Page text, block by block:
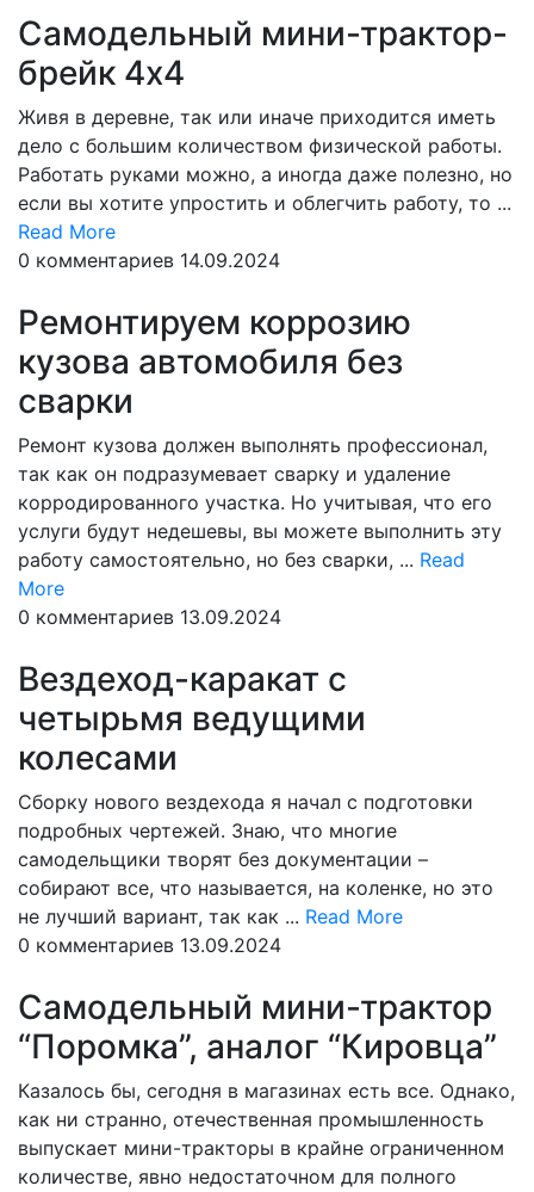
Самодельный мини-трактор-
брейк 4х4
Живя в деревне, так или иначе приходится иметь
дело с большим количеством физической работы.
Работать руками можно, а иногда даже полезно, но
если вы хотите упростить и облегчить работу, то ...
Read MoreRead
More
0 комментариев 14.09.2024
Ремонтируем коррозию
кузова автомобиля без
сварки
Ремонт кузова должен выполнять профессионал,
так как он подразумевает сварку и удаление
корродированного участка. Но учитывая, что его
услуги будут недешевы, вы можете выполнить эту
работу самостоятельно, но без сварки, ... Read
MoreRead
More
0 комментариев 13.09.2024
Вездеход-каракат с
четырьмя ведущими
колесами
Сборку нового вездехода я начал с подготовки
подробных чертежей. Знаю, что многие
самодельщики творят без документации –
собирают все, что называется, на коленке, но это
не лучший вариант, так как ... Read MoreRead
0 комментариев 13.09.2024
Самодельный мини-трактор
“Поромка”, аналог “Кировца”
Казалось бы, сегодня в магазинах есть все. Однако,
как ни странно, отечественная промышленность
выпускает мини-тракторы в крайне ограниченном
количестве, явно недостаточном для полного